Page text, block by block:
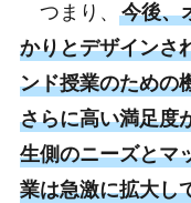
つまり、 今後、
かりとデザインさ
ンド授業のための
さらに高い満足度
生側のニーズとマ
業は急激に拡大し